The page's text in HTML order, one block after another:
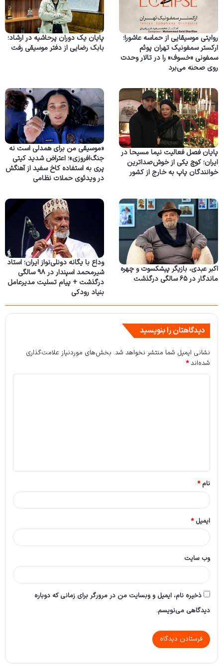
روایتی موسیقایی از حماسه عاشورا؛
ارکستر سمفونیک تهران پوئم
سمفونی «خسوف» را در تالار وحدت
روی صحنه می‌برد
پایان یک دوران پرحاشیه در ارشاد؛
بابک رضایی از دفتر موسیقی رفت
پایان فصل فعالیت نیما مسیحا در
ایران؛ کوچ یکی از خوش‌صداترین
خوانندگان پاپ به خارج از کشور
«موسیقی من برای همدلی است نه
جنگ‌افروزی»؛ اعتراض شدید کیتی
پری به استفاده کاخ سفید از آهنگش
در ویدئوی حملات نظامی
اکبر عبدی، بازیگر پیشکسوت و چهره
ماندگار در ۶۵ سالگی درگذشت
وداع با یگانه دونلی‌نواز ایران؛ استاد
شیرمحمد اسپندار در ۹۸ سالگی
درگذشت + پیام تسلیت مدیرعامل
بنیاد رودکی
دیدگاهتان را بنویسید
نشانی ایمیل شما منتشر نخواهد شد. بخش‌های موردنیاز علامت‌گذاری
شده‌اند*
*
نام*
ایمیل*
وب‌ سایت
ذخیره نام، ایمیل و وبسایت من در مرورگر برای زمانی که دوباره
دیدگاهی می‌نویسم.